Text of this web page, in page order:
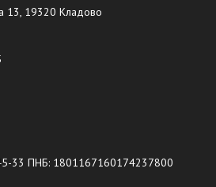
13, 19320 Кладово
33 ПНБ: 1801167160174237800